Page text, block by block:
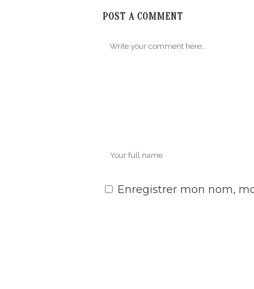
POST A COMMENT
Enregistrer mon nom,